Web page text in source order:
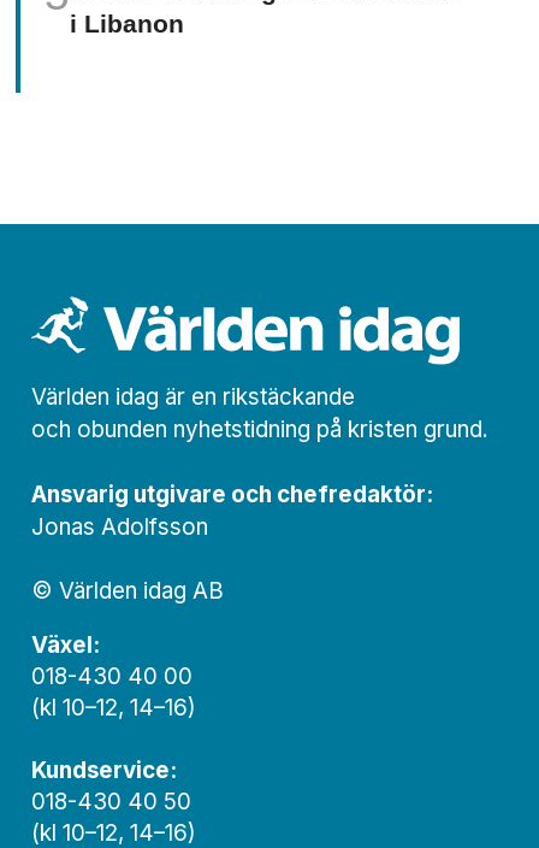
i Libanon
Världen idag är en rikstäckande
och obunden nyhets­­­tidning på kristen grund.
Ansvarig utgivare och chef­redaktör:
Jonas Adolfsson
© Världen idag AB
Växel:
018-430 40 00
(kl 10–12, 14–16)
Kundservice:
018-430 40 50
(kl 10–12, 14–16)